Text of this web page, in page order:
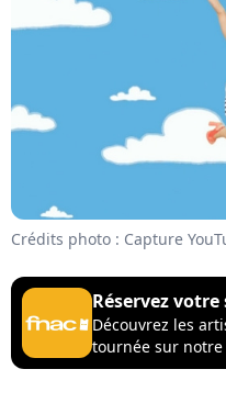
Crédits photo : Capture
Réservez votre
Découvrez les
tournée sur